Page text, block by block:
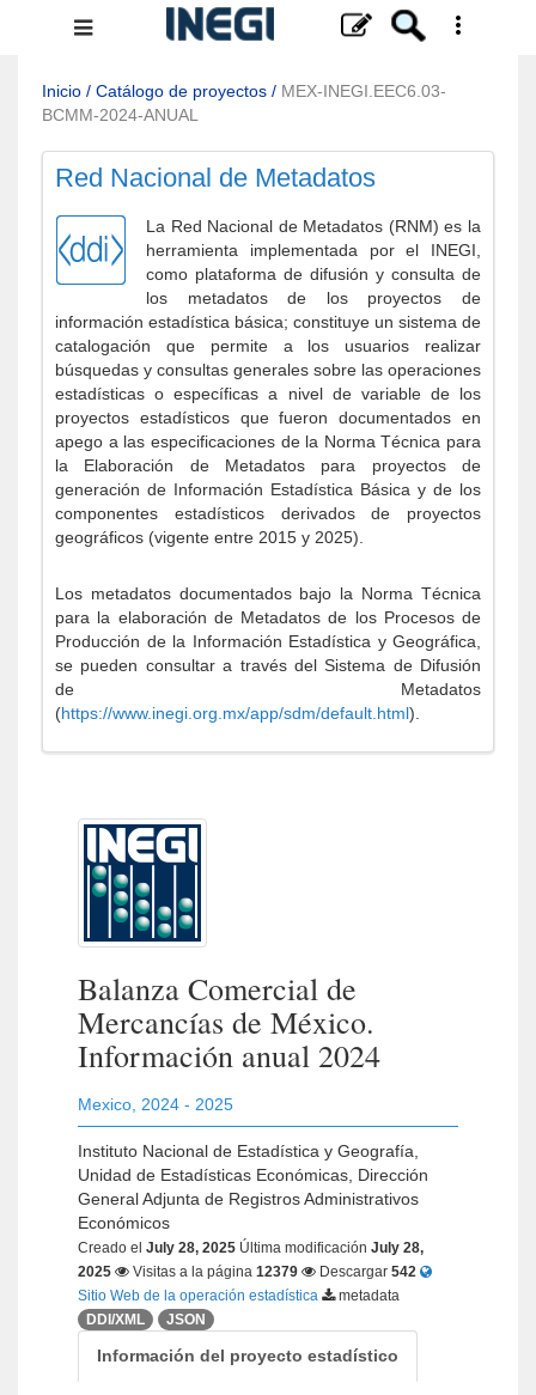
Menú
navegación
Inicio / Catálogo de proyectos / MEX-INEGI.EEC6.03-
BCMM-2024-ANUAL
Red Nacional de Metadatos
La Red Nacional de Metadatos (RNM) es la
herramienta implementada por el INEGI,
como plataforma de difusión y consulta de
los metadatos de los proyectos de
información estadística básica; constituye un sistema de
catalogación que permite a los usuarios realizar
búsquedas y consultas generales sobre las operaciones
estadísticas o específicas a nivel de variable de los
proyectos estadísticos que fueron documentados en
apego a las especificaciones de la Norma Técnica para
la Elaboración de Metadatos para proyectos de
generación de Información Estadística Básica y de los
componentes estadísticos derivados de proyectos
geográficos (vigente entre 2015 y 2025).
Los metadatos documentados bajo la Norma Técnica
para la elaboración de Metadatos de los Procesos de
Producción de la Información Estadística y Geográfica,
se pueden consultar a través del Sistema de Difusión
de Metadatos
(https://www.inegi.org.mx/app/sdm/default.html).
Balanza Comercial de
Mercancías de México.
Información anual 2024
Mexico 2024 - 2025
Instituto Nacional de Estadística y Geografía,
Unidad de Estadísticas Económicas, Dirección
General Adjunta de Registros Administrativos
Económicos
Creado el July 28, 2025 Última modificación July 28,
2025
Visitas a la página 12379 Descargar 542
Sitio Web de la operación estadística
metadata
DDI/XML
JSON
Información del proyecto estadístico